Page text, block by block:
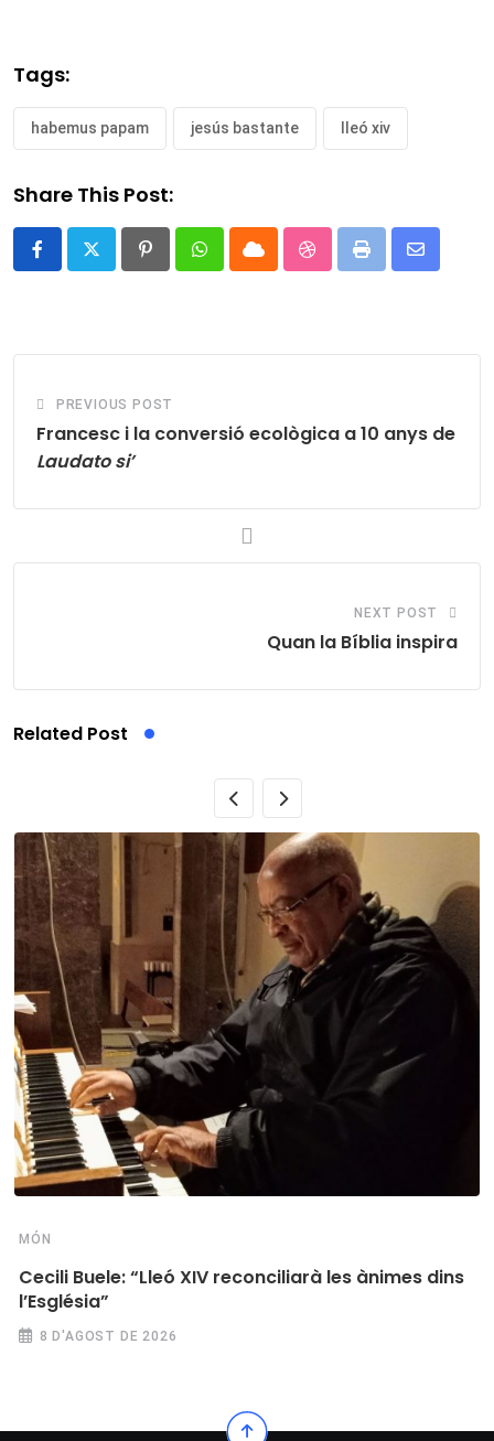
Tags:
habemus papam jesús bastante lleó xiv
Share This Post:
PinterestWhatsapp
Cloud StumbleUpon
Print
Share
PREVIOUS POST
Francesc i la conversió ecològica a 10 anys de
Laudato si’
NEXT POST
Quan la Bíblia inspira
Related Post
MÓN
Cecili Buele: “Lleó XIV reconciliarà les ànimes dins
l’Església”
8 D'AGOST DE 2026